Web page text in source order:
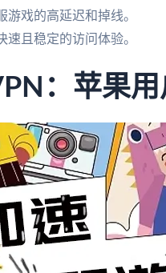
戏的高延迟和掉线。
且稳定的访问体验。
：苹果